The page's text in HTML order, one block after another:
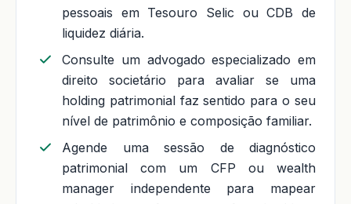
pessoais em Tesouro Selic ou CDB de
liquidez diária.
Consulte um advogado especializado em
direito societário para avaliar se uma
holding patrimonial faz sentido para o seu
nível de patrimônio e composição familiar.
Agende uma sessão de diagnóstico
patrimonial com um CFP ou wealth
manager independente para mapear